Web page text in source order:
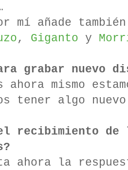
mí añade
, Giganto y
grabar nuevo
ahora mismo
tener algo
el recibimiento
ahora la